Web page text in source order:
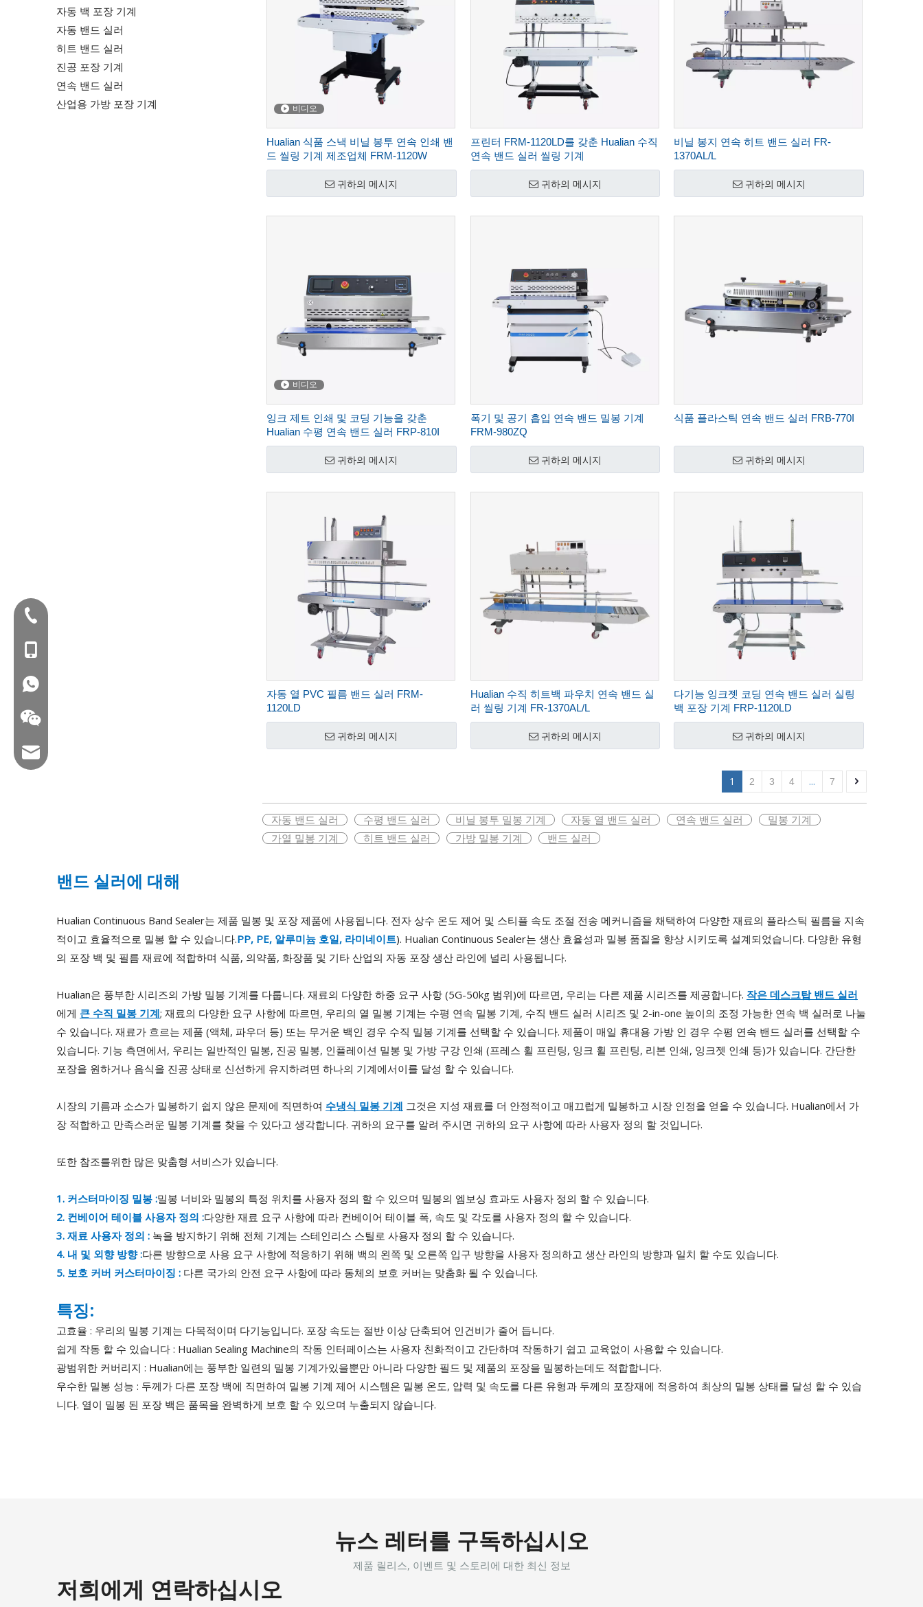
자동 백 포장 기계
자동 밴드 실러
히트 밴드 실러
진공 포장 기계
연속 밴드 실러
산업용 가방 포장 기계
비디오
Hualian 식품 스낵 비닐 봉투 연속 인쇄 밴
드 씰링 기계 제조업체 FRM-1120W
귀하의 메시지
프린터 FRM-1120LD를 갖춘 Hualian 수직
연속 밴드 실러 씰링 기계
귀하의 메시지
비닐 봉지 연속 히트 밴드 실러 FR-
1370AL/L
귀하의 메시지
비디오
잉크 제트 인쇄 및 코딩 기능을 갖춘
Hualian 수평 연속 밴드 실러 FRP-810I
귀하의 메시지
폭기 및 공기 흡입 연속 밴드 밀봉 기계
FRM-980ZQ
귀하의 메시지
식품 플라스틱 연속 밴드 실러 FRB-770I
귀하의 메시지
자동 열 PVC 필름 밴드 실러 FRM-
1120LD
귀하의 메시지
Hualian 수직 히트백 파우치 연속 밴드 실
러 씰링 기계 FR-1370AL/L
귀하의 메시지
다기능 잉크젯 코딩 연속 밴드 실러 실링
백 포장 기계 FRP-1120LD
귀하의 메시지
1 2 3 4 ... 7
자동 밴드 실러 수평 밴드 실러 비닐 봉투 밀봉 기계 자동 열 밴드 실러 연속 밴드 실러
밀봉 기계
가열 밀봉 기계
히트 밴드 실러 가방 밀봉 기계 밴드 실러
밴드 실러에 대해
Hualian Continuous Band Sealer는 제품 밀봉 및 포장 제품에 사용됩니다. 전자 상수 온도 제어 및 스티플 속도 조절 전송 메커니즘을 채택하여 다양한 재료의 플라스틱 필름을 지속
적이고 효율적으로 밀봉 할 수 있습니다.PP, PE, 알루미늄 호일, 라미네이트). Hualian Continuous Sealer는 생산 효율성과 밀봉 품질을 향상 시키도록 설계되었습니다. 다양한 유형
의 포장 백 및 필름 재료에 적합하며 식품, 의약품, 화장품 및 기타 산업의 자동 포장 생산 라인에 널리 사용됩니다.
Hualian은 풍부한 시리즈의 가방 밀봉 기계를 다룹니다. 재료의 다양한 하중 요구 사항 (5G-50kg 범위)에 따르면, 우리는 다른 제품 시리즈를 제공합니다. 작은 데스크탑 밴드 실러
에게 큰 수직 밀봉 기계; 재료의 다양한 요구 사항에 따르면, 우리의 열 밀봉 기계는 수평 연속 밀봉 기계, 수직 밴드 실러 시리즈 및 2-in-one 높이의 조정 가능한 연속 백 실러로 나눌
수 있습니다. 재료가 흐르는 제품 (액체, 파우더 등) 또는 무거운 백인 경우 수직 밀봉 기계를 선택할 수 있습니다. 제품이 매일 휴대용 가방 인 경우 수평 연속 밴드 실러를 선택할 수
있습니다. 기능 측면에서, 우리는 일반적인 밀봉, 진공 밀봉, 인플레이션 밀봉 및 가방 구강 인쇄 (프레스 휠 프린팅, 잉크 휠 프린팅, 리본 인쇄, 잉크젯 인쇄 등)가 있습니다. 간단한
포장을 원하거나 음식을 진공 상태로 신선하게 유지하려면 하나의 기계에서이를 달성 할 수 있습니다.
시장의 기름과 소스가 밀봉하기 쉽지 않은 문제에 직면하여 수냉식 밀봉 기계 그것은 지성 재료를 더 안정적이고 매끄럽게 밀봉하고 시장 인정을 얻을 수 있습니다. Hualian에서 가
장 적합하고 만족스러운 밀봉 기계를 찾을 수 있다고 생각합니다. 귀하의 요구를 알려 주시면 귀하의 요구 사항에 따라 사용자 정의 할 것입니다.
또한 참조를위한 많은 맞춤형 서비스가 있습니다.
1. 커스터마이징 밀봉 :밀봉 너비와 밀봉의 특정 위치를 사용자 정의 할 수 있으며 밀봉의 엠보싱 효과도 사용자 정의 할 수 있습니다.
2. 컨베이어 테이블 사용자 정의 :다양한 재료 요구 사항에 따라 컨베이어 테이블 폭, 속도 및 각도를 사용자 정의 할 수 있습니다.
3. 재료 사용자 정의 : 녹을 방지하기 위해 전체 기계는 스테인리스 스틸로 사용자 정의 할 수 있습니다.
4. 내 및 외향 방향 :다른 방향으로 사용 요구 사항에 적응하기 위해 백의 왼쪽 및 오른쪽 입구 방향을 사용자 정의하고 생산 라인의 방향과 일치 할 수도 있습니다.
5. 보호 커버 커스터마이징 : 다른 국가의 안전 요구 사항에 따라 동체의 보호 커버는 맞춤화 될 수 있습니다.
특징:
고효율 : 우리의 밀봉 기계는 다목적이며 다기능입니다. 포장 속도는 절반 이상 단축되어 인건비가 줄어 듭니다.
쉽게 작동 할 수 있습니다 : Hualian Sealing Machine의 작동 인터페이스는 사용자 친화적이고 간단하며 작동하기 쉽고 교육없이 사용할 수 있습니다.
광범위한 커버리지 : Hualian에는 풍부한 일련의 밀봉 기계가있을뿐만 아니라 다양한 필드 및 제품의 포장을 밀봉하는데도 적합합니다.
우수한 밀봉 성능 : 두께가 다른 포장 백에 직면하여 밀봉 기계 제어 시스템은 밀봉 온도, 압력 및 속도를 다른 유형과 두께의 포장재에 적응하여 최상의 밀봉 상태를 달성 할 수 있습
니다. 열이 밀봉 된 포장 백은 품목을 완벽하게 보호 할 수 있으며 누출되지 않습니다.
뉴스 레터를 구독하십시오
제품 릴리스, 이벤트 및 스토리에 대한 최신 정보
저희에게 연락하십시오